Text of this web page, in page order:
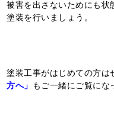
被害を出さないためにも
塗装を行いましょう。
塗装工事がはじめての方は
方へ」 もご一緒にご覧にな